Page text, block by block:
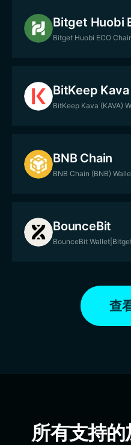
Bitget Huobi ECO
BitKeep
BitKeep Kava (KAVA)
BNB Chain
BNB Chain (BNB)
BounceBit
BounceBit
查
所有支持